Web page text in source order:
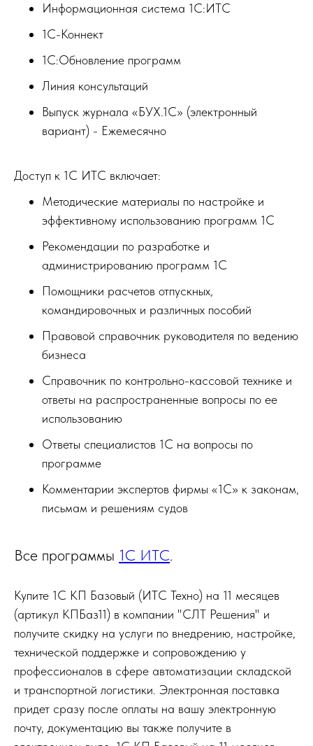
Информационная система 1С:ИТС
1С-Коннект
1С:Обновление программ
Линия консультаций
Выпуск журнала «БУХ.1С» (электронный
вариант) - Ежемесячно
Доступ к 1С ИТС включает:
Методические материалы по настройке и
эффективному использованию программ 1С
Рекомендации по разработке и
администрированию программ 1С
Помощники расчетов отпускных,
командировочных и различных пособий
Правовой справочник руководителя по ведению
бизнеса
Справочник по контрольно-кассовой технике и
ответы на распространенные вопросы по ее
использованию
Ответы специалистов 1С на вопросы по
программе
Комментарии экспертов фирмы «1С» к законам,
письмам и решениям судов
Все программы 1С ИТС.
Купите 1С КП Базовый (ИТС Техно) на 11 месяцев
(артикул КПБаз11) в компании "СЛТ Решения" и
получите скидку на услуги по внедрению, настройке,
технической поддержке и сопровождению у
профессионалов в сфере автоматизации складской
и транспортной логистики. Электронная поставка
придет сразу после оплаты на вашу электронную
почту, документацию вы также получите в